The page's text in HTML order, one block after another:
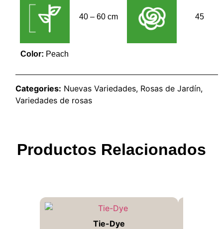
40 – 60 cm 45
Color: Peach
Categories: Nuevas Variedades, Rosas de Jardín,
Variedades de rosas
Productos Relacionados
Tie-Dye